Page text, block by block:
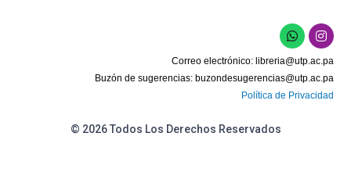
W
h
a
t
s
a
p
I
n
s
t
a
g
r
Correo electrónico: libreria@utp.ac.pa
Buzón de sugerencias: buzondesugerencias@utp.ac.pa
Política de Privacidad
© 2026 Todos Los Derechos Reservados